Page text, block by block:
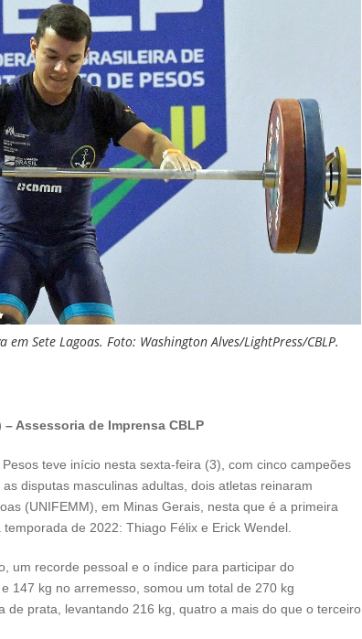
Sete Lagoas. Foto: Washington Alves/LightPress/CBLP.
Assessoria de Imprensa CBLP
teve início nesta sexta-feira (3), com cinco campeões
disputas masculinas adultas, dois atletas reinaram
(UNIFEMM), em Minas Gerais, nesta que é a primeira
de 2022: Thiago Félix e Erick Wendel.
um recorde pessoal e o índice para participar do
147 kg no arremesso, somou um total de 270 kg
de prata, levantando 216 kg, quatro a mais do que o terceiro